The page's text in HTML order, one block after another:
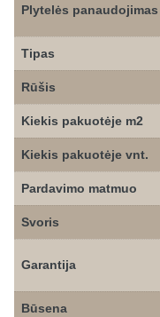
Plytelės panaudojimas
Tipas
Rūšis
Kiekis pakuotėje m2
Kiekis pakuotėje vnt.
Pardavimo matmuo
Svoris
Garantija
Būsena